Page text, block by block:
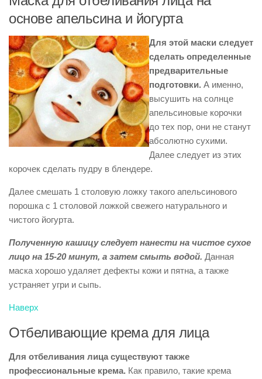
основе апельсина и йогурта
Для этой маски следует
сделать определенные
предварительные
подготовки. А именно,
высушить на солнце
апельсиновые корочки
до тех пор, они не станут
абсолютно сухими.
Далее следует из этих
корочек сделать пудру в блендере.
Далее смешать 1 столовую ложку такого апельсинового
порошка с 1 столовой ложкой свежего натурального и
чистого йогурта.
Полученную кашицу следует нанести на чистое сухое
лицо на 15-20 минут, а затем смыть водой. Данная
маска хорошо удаляет дефекты кожи и пятна, а также
устраняет угри и сыпь.
Наверх
Отбеливающие крема для лица
Для отбеливания лица существуют также
профессиональные крема. Как правило, такие крема